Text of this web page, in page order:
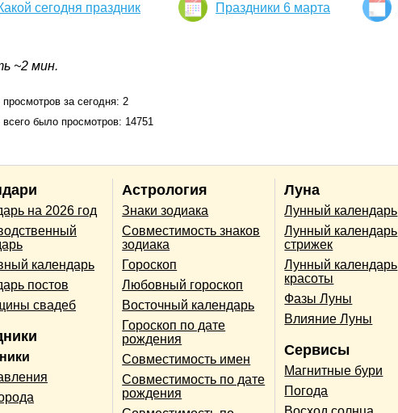
сегодня праздник Праздники 6 марта
~2 мин.
за сегодня: 2
всего было просмотров: 14751
на 2026 год
календарь
постов
свадеб
Астрология
Знаки зодиака
Совместимость знаков
зодиака
Гороскоп
Любовный гороскоп
Восточный календарь
Гороскоп по дате
рождения
Совместимость имен
Совместимость по дате
рождения
Луна
Лунный календарь
Лунный календарь
стрижек
Лунный календарь
красоты
Фазы Луны
Влияние Луны
Сервисы
Магнитные бури
Погода